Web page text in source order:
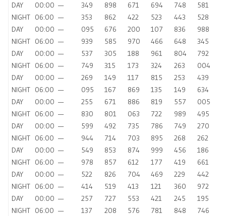
DAY
00:00 — 349 898 671 694 748
581
NIGHT 06:00 — 353 862 422 523 443
528
DAY
00:00 — 095 676 200 107 836
988
NIGHT 06:00 — 939 585 970 466 648
345
DAY
00:00 — 537 305 188 961 804
792
NIGHT 06:00 — 749 315 173 324 263
004
DAY
00:00 — 269 149 117 815 253
439
NIGHT 06:00 — 095 167 869 135 149
634
DAY
00:00 — 255 671 886 819 557
005
NIGHT 06:00 — 830 801 063 722 989
495
DAY
00:00 — 599 492 735 786 749
270
NIGHT 06:00 — 944 714 703 895 268
262
DAY
00:00 — 549 853 874 999 456
186
NIGHT 06:00 — 978 857 612 177 419
661
DAY
00:00 — 522 826 704 469 229
442
NIGHT 06:00 — 414 519 413 121 360
972
DAY
00:00 — 257 727 553 421 245
195
NIGHT 06:00 — 137 208 576 781 848
746